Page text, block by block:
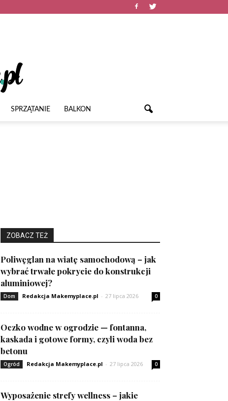
SPRZĄTANIE BALKON
ZOBACZ TEŻ
Poliwęglan na wiatę samochodową – jak
wybrać trwałe pokrycie do konstrukcji
aluminiowej?
Dom Redakcja Makemyplace.pl - 27 lipca 2026 0
Oczko wodne w ogrodzie — fontanna,
kaskada i gotowe formy, czyli woda bez
betonu
Ogród Redakcja Makemyplace.pl - 27 lipca 2026 0
Wyposażenie strefy wellness – jakie